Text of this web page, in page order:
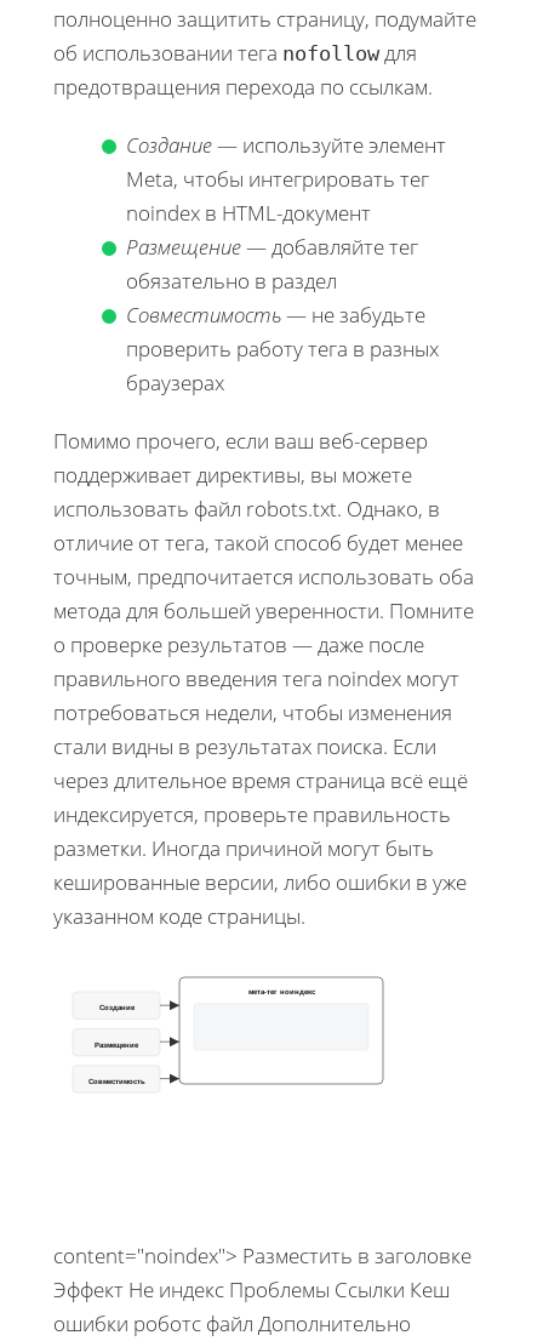
полноценно защитить страницу, подумайте
об использовании тега nofollow для
предотвращения перехода по ссылкам.
Создание— используйте элемент
Meta, чтобы интегрировать тег
noindex в HTML-документ
Размещение— добавляйте тег
обязательно в раздел
Совместимость— не забудьте
проверить работу тега в разных
браузерах
Помимо прочего, если ваш веб-сервер
поддерживает директивы, вы можете
использовать файл robots.txt. Однако, в
отличие от тега, такой способ будет менее
точным, предпочитается использовать оба
метода для большей уверенности. Помните
о проверке результатов — даже после
правильного введения тега noindex могут
потребоваться недели, чтобы изменения
стали видны в результатах поиска. Если
через длительное время страница всё ещё
индексируется, проверьте правильность
разметки. Иногда причиной могут быть
кешированные версии, либо ошибки в уже
указанном коде страницы.
Создание
Размещение
Совместимость
мета-тег ноиндекс
content="noindex"> Разместить в заголовке
Эффект Не индекс Проблемы Ссылки Кеш
ошибки роботс файл Дополнительно